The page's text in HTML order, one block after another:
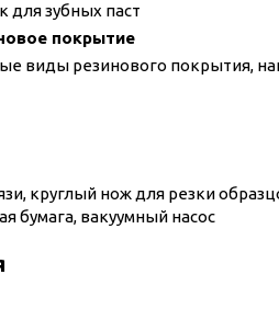
для зубных паст
покрытие
виды резинового покрытия,
круглый нож для резки
бумага, вакуумный насос